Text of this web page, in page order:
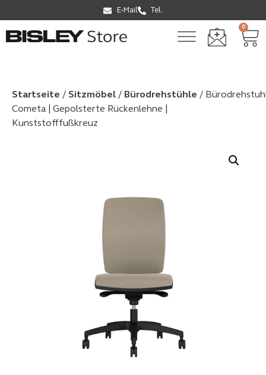
E-Mail Tel.
0
Startseite / Sitzmöbel / Bürodrehstühle /
Cometa | Gepolsterte Rückenlehne |
Kunststofffußkreuz